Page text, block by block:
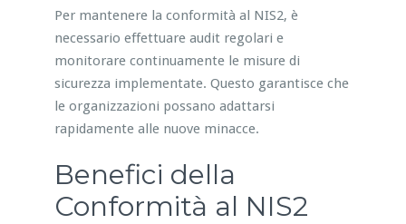
Per mantenere la conformità al NIS2, è
necessario effettuare audit regolari e
monitorare continuamente le misure di
sicurezza implementate. Questo garantisce che
le organizzazioni possano adattarsi
rapidamente alle nuove minacce.
Benefici della
Conformità al NIS2